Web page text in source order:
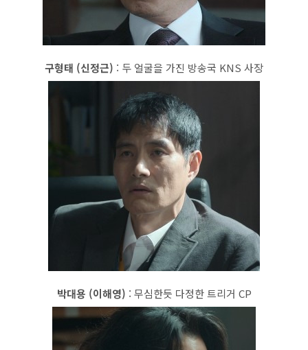
구형태 (신정근) : 두 얼굴을 가진 방송국 KNS 사장
박대용 (이해영) : 무심한듯 다정한 트리거 CP